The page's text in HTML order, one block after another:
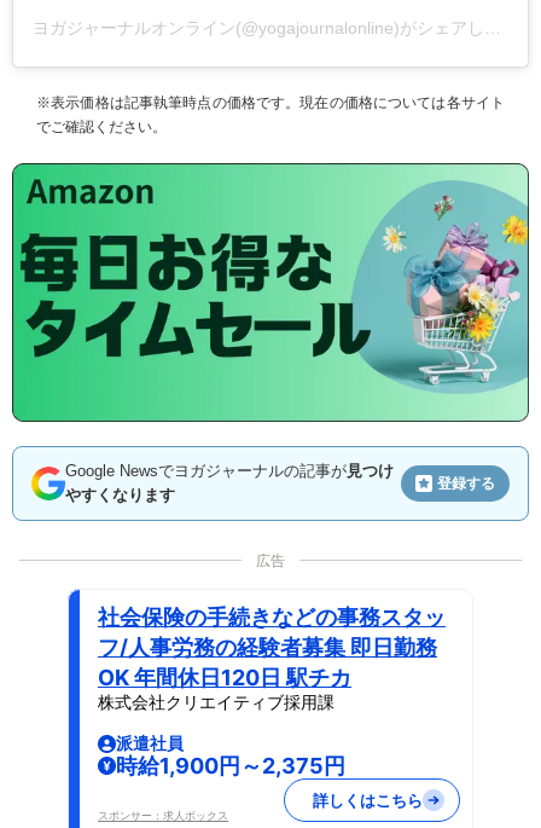
ヨガジャーナルオンライン(@yogajournalonline)がシェアした投稿
※表示価格は記事執筆時点の価格です。現在の価格については各サイト
でご確認ください。
Google Newsでヨガジャーナルの記事が見つけ
やすくなります
登録する
広告
社会保険の手続きなどの事務スタッ
フ/人事労務の経験者募集 即日勤務
OK 年間休日120日 駅チカ
株式会社クリエイティブ採用課
派遣社員
時給1,900円～2,375円
スポンサー：求人ボックス
詳しくはこちら